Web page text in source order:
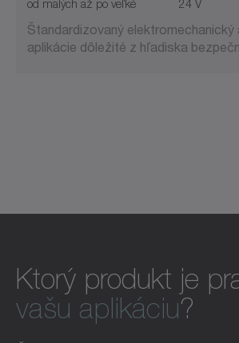
od malých až po veľké 24 V
Štandardizovaný elektromechanický
aplikácie dôležité z hľadiska
Ktorý produkt je
vašu aplikáciu?